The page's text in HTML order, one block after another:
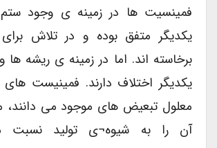
فمینسیت ها در زمینه ی وجود ستم
یکدیگر متفق بوده و در تلاش برای
برخاسته اند. اما در زمینه ی ریشه ها و
یکدیگر اختلاف دارند. فمینیست های
معلول تبعیض های موجود می دانند،
آن را به شیوه¬ی تولید نسبت